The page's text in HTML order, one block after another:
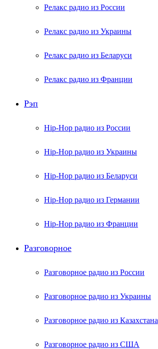
Релакс радио из России
Релакс радио из Украины
Релакс радио из Беларуси
Релакс радио из Франции
Рэп
Hip-Hop радио из России
Hip-Hop радио из Украины
Hip-Hop радио из Беларуси
Hip-Hop радио из Германии
Hip-Hop радио из Франции
Разговорное
Разговорное радио из России
Разговорное радио из Украины
Разговорное радио из Казахстана
Разговорное радио из США